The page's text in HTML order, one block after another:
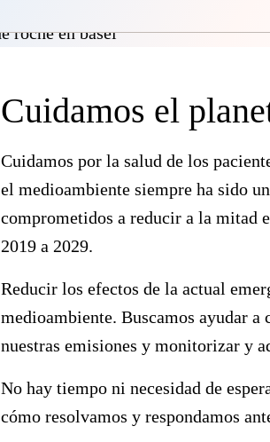
Cuidamos el
Cuidamos por la salud de los
el medioambiente siempre ha sido
comprometidos a reducir a la mitad
2019 a 2029.
Reducir los efectos de la actual
medioambiente. Buscamos ayudar
nuestras emisiones y monitorizar y
No hay tiempo ni necesidad de
cómo resolvamos y respondamos